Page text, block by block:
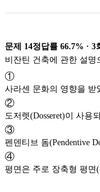
문제 14정답률 66.7% · 3
비잔틴 건축에 관한 설명
①
사라센 문화의 영향을 받
②
도저렛(Dosseret)이 사용
③
펜덴티브 돔(Pendentive
④
평면은 주로 장축형 평면